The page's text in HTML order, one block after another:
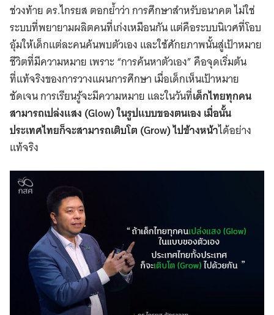
ช่วงท้าย ดร.ไกรยส ตอกย้ำว่า การศึกษาสำหรับอนาคต ไม่ใช่
ระบบที่พยายามผลิตคนที่เก่งเหมือนกัน แต่คือระบบนิเวศที่โอบ
อุ้มให้เด็กแต่ละคนค้นพบตัวเอง และใช้ศักยภาพนั้นสู่เป้าหมาย
ชีวิตที่มีความหมาย เพราะ “การค้นหาตัวเอง” คือจุดเริ่มต้น
ที่แท้จริงของการวางแผนการศึกษา เมื่อเด็กเห็นเป้าหมาย
ชัดเจน การเรียนรู้จะมีความหมาย และในวันที่เด็กไทยทุกคน
สามารถเปล่งแสง (Glow) ในรูปแบบของตนเอง เมื่อนั้น
ประเทศไทยก็จะสามารถเติบโต (Grow) ไปข้างหน้าได้อย่าง
แท้จริง